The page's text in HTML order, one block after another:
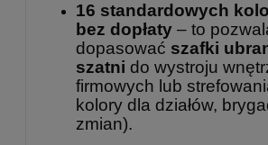
16 standardowych
bez dopłaty – to
dopasować szafki
szatni do wystroju
firmowych lub
kolory dla działów,
zmian).